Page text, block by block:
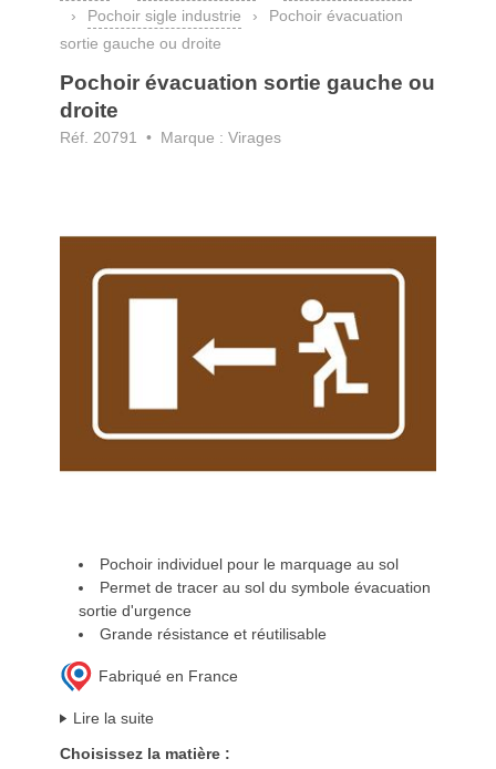
›
Pochoir sigle industrie ›
Pochoir évacuation
sortie gauche ou droite
Pochoir évacuation sortie gauche ou
droite
Réf. 20791 • Marque : Virages
Pochoir individuel pour le marquage au sol
Permet de tracer au sol du symbole évacuation
sortie d'urgence
Grande résistance et réutilisable
Fabriqué en France
Lire la suite
Choisissez la matière :